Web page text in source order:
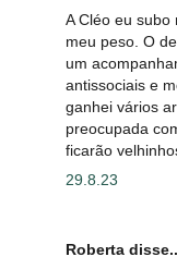
A Cléo eu subo
meu peso. O
um
antissociais e
ganhei vários
preocupada
ficarão
29.8.23
Roberta